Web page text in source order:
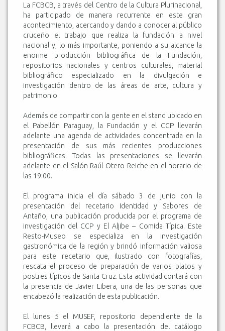
La FCBCB, a través del Centro de la Cultura Plurinacional,
ha participado de manera recurrente en este gran
acontecimiento, acercando y dando a conocer al público
cruceño el trabajo que realiza la fundación a nivel
nacional y, lo más importante, poniendo a su alcance la
enorme producción bibliográfica de la Fundación,
repositorios nacionales y centros culturales, material
bibliográfico especializado en la divulgación e
investigación dentro de las áreas de arte, cultura y
patrimonio.
Además de compartir con la gente en el stand ubicado en
el Pabellón Paraguay, la Fundación y el CCP llevarán
adelante una agenda de actividades concentrada en la
presentación de sus más recientes producciones
bibliográficas. Todas las presentaciones se llevarán
adelante en el Salón Raúl Otero Reiche en el horario de
las 19:00.
El programa inicia el día sábado 3 de junio con la
presentación del recetario Identidad y Sabores de
Antaño, una publicación producida por el programa de
investigación del CCP y El Aljibe – Comida Típica. Este
Resto-Museo se especializa en la investigación
gastronómica de la región y brindó información valiosa
para este recetario que, ilustrado con fotografías,
rescata el proceso de preparación de varios platos y
postres típicos de Santa Cruz. Esta actividad contará con
la presencia de Javier Libera, una de las personas que
encabezó la realización de esta publicación.
El lunes 5 el MUSEF, repositorio dependiente de la
FCBCB, llevará a cabo la presentación del catálogo